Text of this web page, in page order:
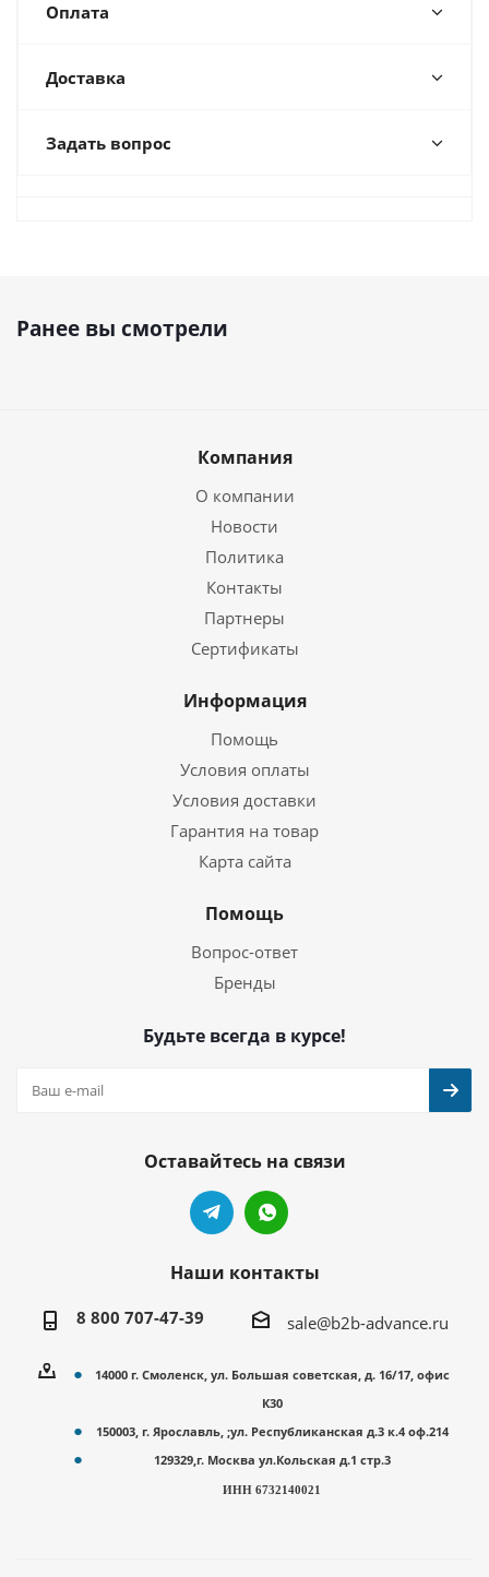
Оплата
Доставка
Задать вопрос
Ранее вы смотрели
Компания
О компании
Новости
Политика
Контакты
Партнеры
Сертификаты
Информация
Помощь
Условия оплаты
Условия доставки
Гарантия на товар
Карта сайта
Помощь
Вопрос-ответ
Бренды
Будьте всегда в курсе!
Оставайтесь на связи
Наши контакты
8 800 707-47-39 sale@b2b-advance.ru
14000 г. Смоленск, ул. Большая советская, д. 16/17, офис
К30
150003, г. Ярославль, ;ул. Республиканская д.3 к.4 оф.214
129329,г. Москва ул.Кольская д.1 стр.3
ИНН 6732140021